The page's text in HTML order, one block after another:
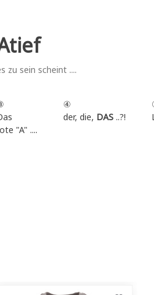
zu sein scheint ....
"A" ....
④
der, die, DAS..?!